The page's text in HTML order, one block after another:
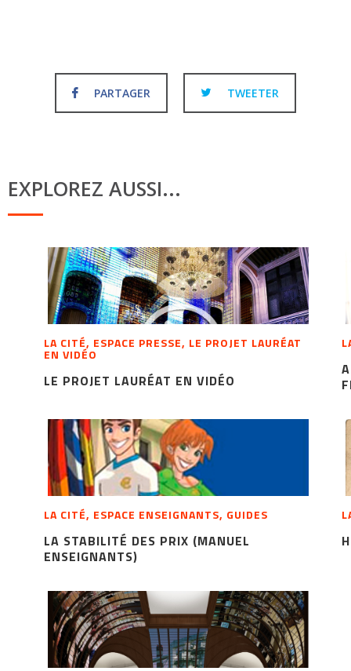
PARTAGER TWEETER
EXPLOREZ AUSSI...
LA CITÉ, ESPACE PRESSE, LE PROJET LAURÉAT
EN VIDÉO
LE PROJET LAURÉAT EN VIDÉO
LA CITÉ, ESPACE ENSEIGNANTS, GUIDES
LA STABILITÉ DES PRIX (MANUEL
ENSEIGNANTS)